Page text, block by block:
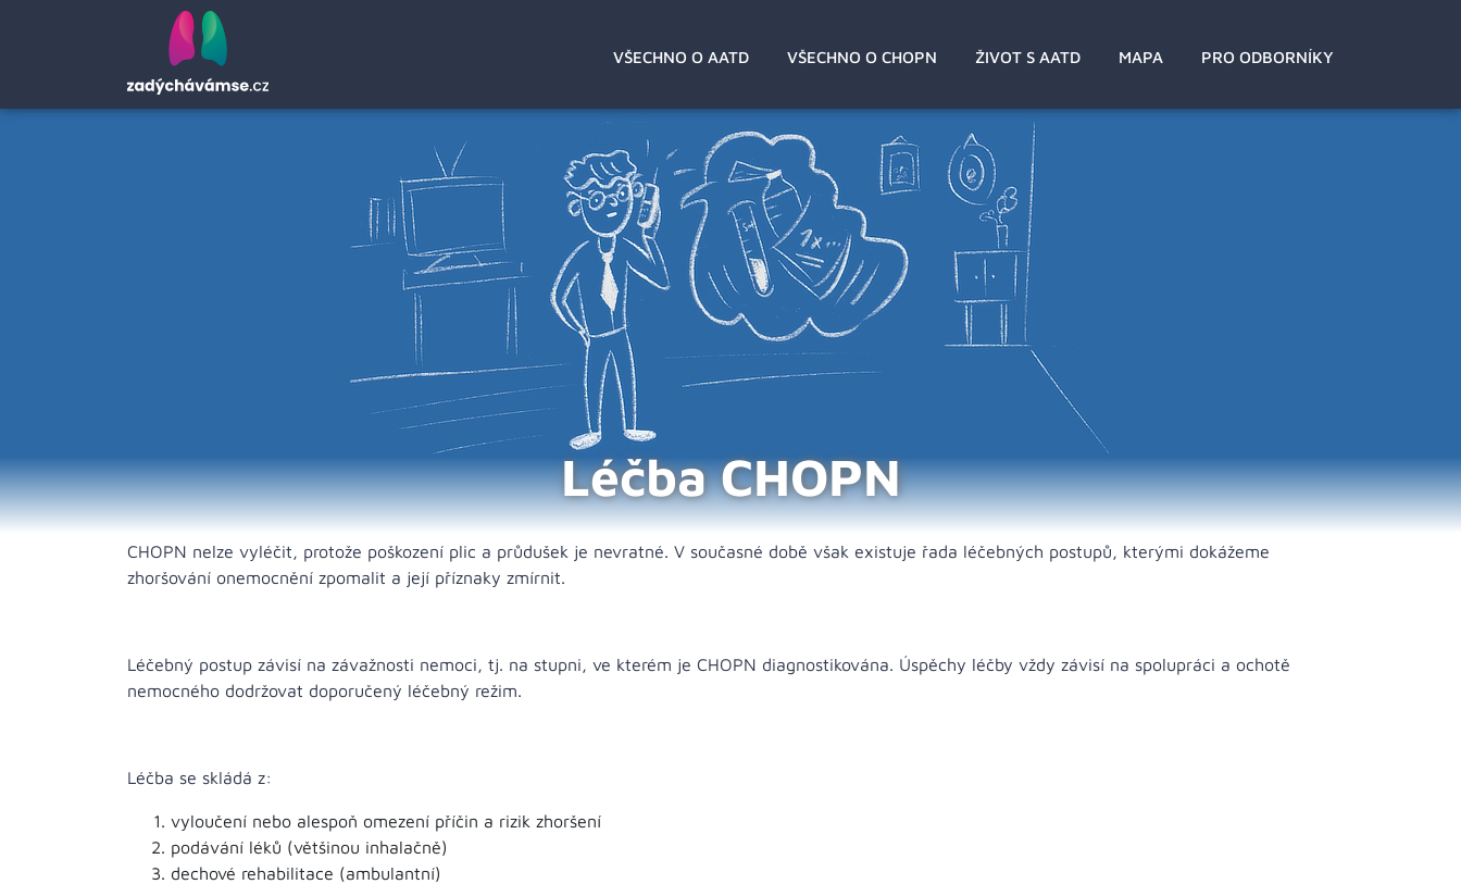
VŠECHNO O AATD VŠECHNO O CHOPN ŽIVOT S AATD MAPA PRO ODBORNÍKY
Léčba CHOPN
CHOPN nelze vyléčit, protože poškození plic a průdušek je nevratné. V současné době však existuje řada léčebných postupů, kterými dokážeme
zhoršování onemocnění zpomalit a její příznaky zmírnit.
Léčebný postup závisí na závažnosti nemoci, tj. na stupni, ve kterém je CHOPN diagnostikována. Úspěchy léčby vždy závisí na spolupráci a ochotě
nemocného dodržovat doporučený léčebný režim.
Léčba se skládá z:
vyloučení nebo alespoň omezení příčin a rizik zhoršení
podávání léků (většinou inhalačně)
dechové rehabilitace (ambulantní)